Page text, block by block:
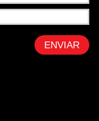
ENVIAR